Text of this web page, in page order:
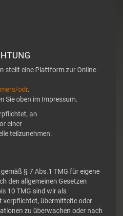
stellt eine Plattform zur Online-
odr.
Sie oben im Impressum.
an
einer
teilzunehmen.
§ 7 Abs.1 TMG für eigene
den allgemeinen Gesetzen
10 TMG sind wir als
verpflichtet, übermittelte oder
zu überwachen oder nach